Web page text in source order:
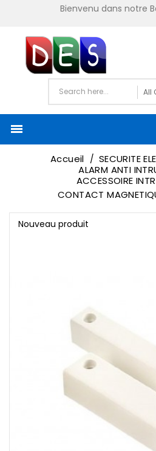
Bienvenu dans notre

Accueil
SECURITE
ALARM ANTI
ACCESSOIRE
CONTACT
Nouveau produit